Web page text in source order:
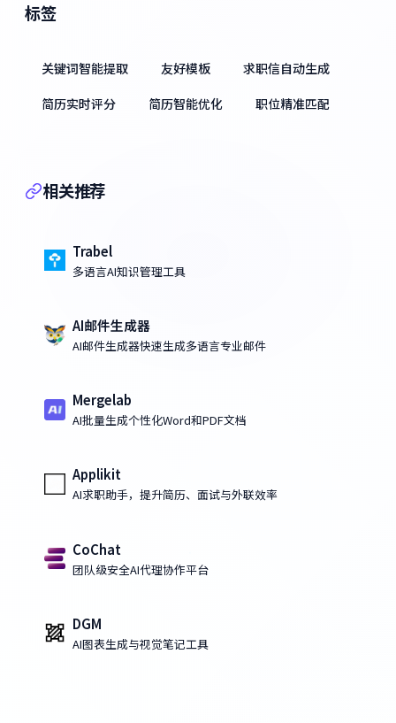
标签
关键词智能提取 友好模板
求职信自动生成
简历实时评分
简历智能优化 职位精准匹配
相关推荐
Trabel
多语言AI知识管理工具
AI邮件生成器
AI邮件生成器快速生成多语言专业邮件
Mergelab
AI批量生成个性化Word和PDF文档
Applikit
AI求职助手，提升简历、面试与外联效率
CoChat
团队级安全AI代理协作平台
DGM
AI图表生成与视觉笔记工具